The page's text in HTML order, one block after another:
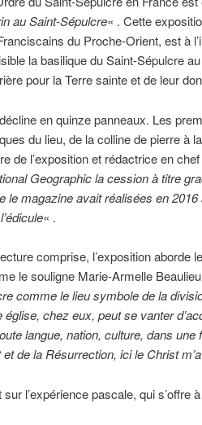
au Saint-Sépulcre« . Cette
du Proche-Orient, est à
la basilique du Saint-Sépulcre
pour la Terre sainte et de leur
en quinze panneaux. Les
du lieu, de la colline de pierre à
de l’exposition et rédactrice en
Geographic la cession à titre
le magazine avait réalisées en
« .
comprise, l’exposition aborde
le souligne Marie-Armelle
comme le lieu symbole de la
chez eux, peut se vanter
langue, nation, culture, dans une
de la Résurrection, ici le Christ
sur l’expérience pascale, qui s’offre